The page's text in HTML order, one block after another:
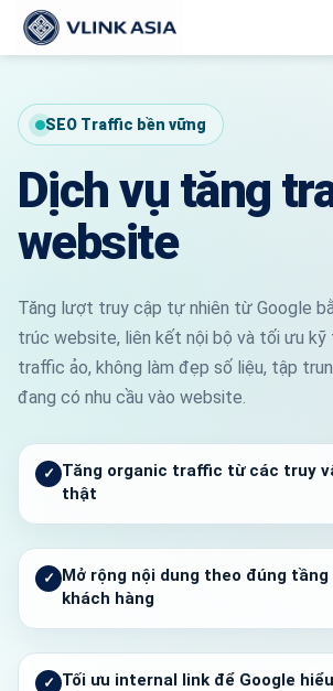
Bỏ
qua
dung
SEO Traffic bền vững
Dịch vụ tăng
website
Tăng lượt truy cập tự nhiên từ Google
trúc website, liên kết nội bộ và tối ưu kỹ
traffic ảo, không làm đẹp số liệu, tập
đang có nhu cầu vào website.
Tăng organic traffic từ các truy
thật
Mở rộng nội dung theo đúng
khách hàng
Tối ưu internal link để Google